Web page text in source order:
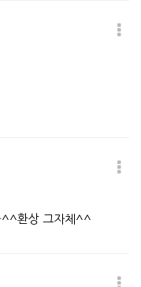
^^환상 그자체^^